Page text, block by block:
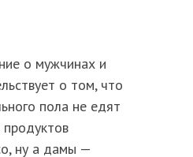
о мужчинах и
о том, что
пола не едят
продуктов
ну а дамы —